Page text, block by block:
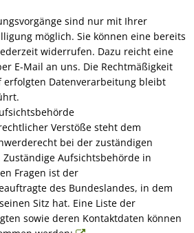
Dorfmoderation startet mit
Die Sternsinger kommen
Registrierungsaktion in
1. Bürgerwerkstatt "Bauen
Termine 2026
Dorfaktionstag am 11. April
Traditionelles
sind nur mit Ihrer
möglich. Sie können eine bereits
widerrufen. Dazu reicht eine
E-Mail an uns. Die Rechtmäßigkeit
Datenverarbeitung bleibt
Verstöße steht dem
bei der zuständigen
Aufsichtsbehörde in
Fragen ist der
des Bundeslandes, in dem
Sitz hat. Eine Liste der
sowie deren Kontaktdaten können